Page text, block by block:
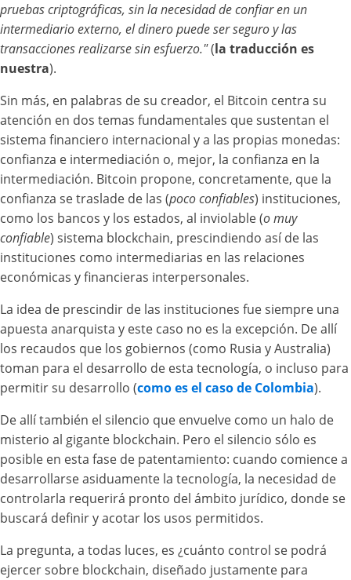
pruebas criptográficas, sin la necesidad de confiar en un
intermediario externo, el dinero puede ser seguro y las
transacciones realizarse sin esfuerzo."(la traducción es
nuestra).
Sin más, en palabras de su creador, el Bitcoin centra su
atención en dos temas fundamentales que sustentan el
sistema financiero internacional y a las propias monedas:
confianza e intermediación o, mejor, la confianza en la
intermediación. Bitcoin propone, concretamente, que la
confianza se traslade de las (poco confiables) instituciones,
como los bancos y los estados, al inviolable (o muy
confiable) sistema blockchain, prescindiendo así de las
instituciones como intermediarias en las relaciones
económicas y financieras interpersonales.
La idea de prescindir de las instituciones fue siempre una
apuesta anarquista y este caso no es la excepción. De allí
los recaudos que los gobiernos (como Rusia y Australia)
toman para el desarrollo de esta tecnología, o incluso para
permitir su desarrollo (como es el caso de Colombia).
De allí también el silencio que envuelve como un halo de
misterio al gigante blockchain. Pero el silencio sólo es
posible en esta fase de patentamiento: cuando comience a
desarrollarse asiduamente la tecnología, la necesidad de
controlarla requerirá pronto del ámbito jurídico, donde se
buscará definir y acotar los usos permitidos.
La pregunta, a todas luces, es ¿cuánto control se podrá
ejercer sobre blockchain, diseñado justamente para